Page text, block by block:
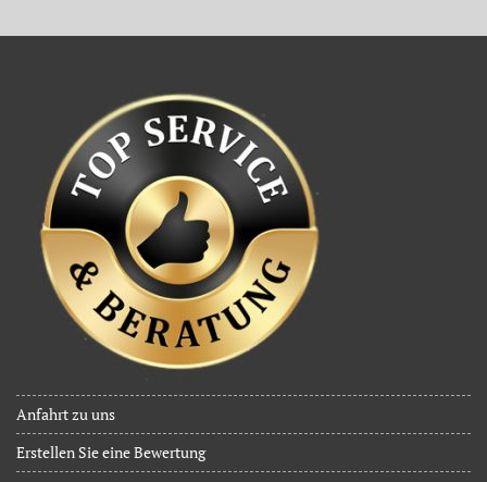
Anfahrt zu uns
Erstellen Sie eine Bewertung